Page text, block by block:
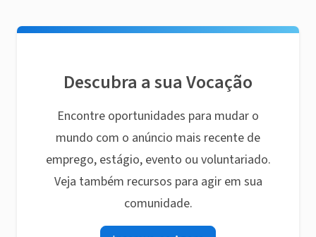
Descubra a sua Vocação
Encontre oportunidades para mudar o
mundo com o anúncio mais recente de
emprego, estágio, evento ou voluntariado.
Veja também recursos para agir em sua
comunidade.